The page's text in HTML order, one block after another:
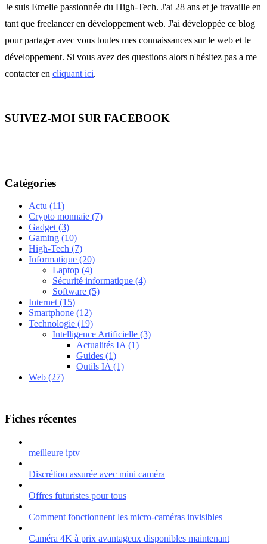
Je suis Emelie passionnée du High-Tech. J'ai 28 ans et je travaille en
tant que freelancer en développement web. J'ai développée ce blog
pour partager avec vous toutes mes connaissances sur le web et le
développement. Si vous avez des questions alors n'hésitez pas a me
contacter en cliquant ici.
SUIVEZ-MOI SUR FACEBOOK
Catégories
Actu (11)
Crypto monnaie (7)
Gadget (3)
Gaming (10)
High-Tech (7)
Informatique (20)
Laptop (4)
Sécurité informatique (4)
Software (5)
Internet (15)
Smartphone (12)
Technologie (19)
Intelligence Artificielle (3)
Actualités IA (1)
Guides (1)
Outils IA (1)
Web (27)
Fiches récentes
meilleure iptv
Discrétion assurée avec mini caméra
Offres futuristes pour tous
Comment fonctionnent les micro-caméras invisibles
Caméra 4K à prix avantageux disponibles maintenant